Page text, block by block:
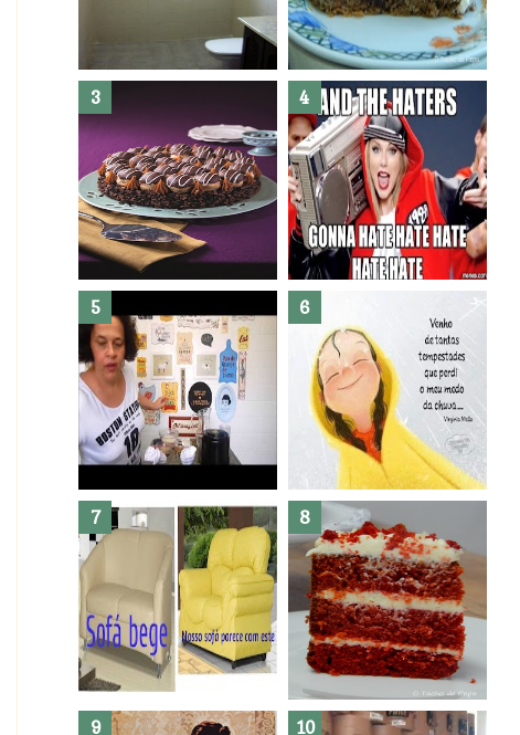
Banheiro novo por menos de
R$300,00 ?? E sem quebra
quebra ??( Editado)
Posso congelar bolo ??
Dez bolos pra fazer antes de
morrer !
Haters, como surgiram?
Como fazer leites vegetais ? O medo que habita em nós.